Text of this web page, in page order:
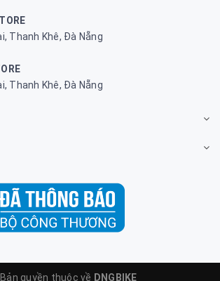
Thanh Khê, Đà Nẵng
Thanh Khê, Đà Nẵng
quyền thuộc về DNGBIKE